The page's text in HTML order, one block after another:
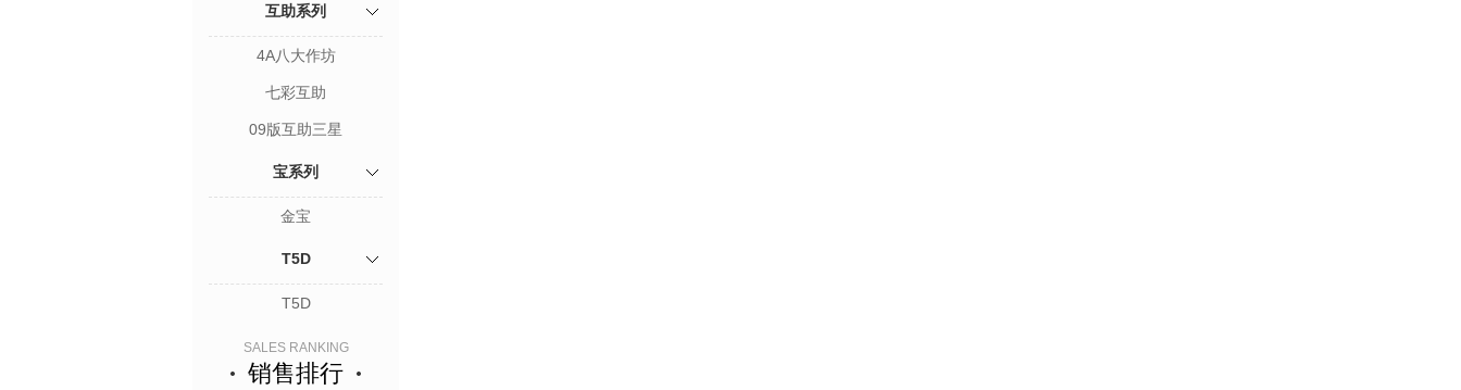
互助系列
4A八大作坊
七彩互助
09版互助三星
宝系列
金宝
T5D
T5D
SALES RANKING
销售排行